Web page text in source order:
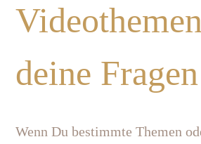
deine Fragen
Wenn Du bestimmte Themen